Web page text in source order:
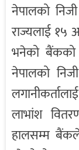
नेपालको
राज्यलाई १५
भनेको बैंकको
नेपालको
लाभांश
हालसम्म